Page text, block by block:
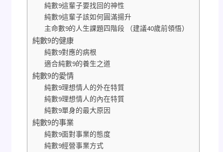
純數9這輩子要找回的神性
純數9這輩子該如何圓滿揚升
主命數9的人生課題四階段 （建議40歲前領悟）
純數9的健康
純數9對應的病根
適合純數9的養生之道
純數9的愛情
純數9理想情人的外在特質
純數9理想情人的內在特質
純數9單身的最大原因
純數9的事業
純數9面對事業的態度
純數9經營事業方式